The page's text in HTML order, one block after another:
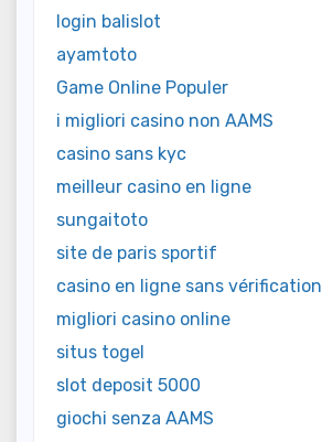
login balislot
ayamtoto
Game Online Populer
i migliori casino non AAMS
casino sans kyc
meilleur casino en ligne
sungaitoto
site de paris sportif
casino en ligne sans vérification
migliori casino online
situs togel
slot deposit 5000
giochi senza AAMS